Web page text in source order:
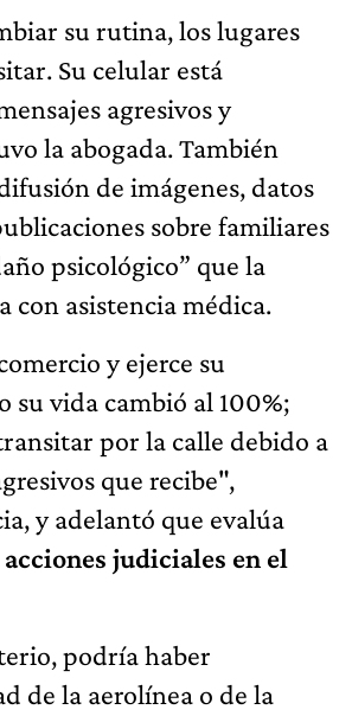
su rutina, los lugares
Su celular está
agresivos y
la abogada. También
de imágenes, datos
sobre familiares
psicológico” que la
con asistencia médica.
y ejerce su
su vida cambió al 100%;
por la calle debido a
que recibe",
y adelantó que evalúa
judiciales en el
podría haber
de la aerolínea o de la